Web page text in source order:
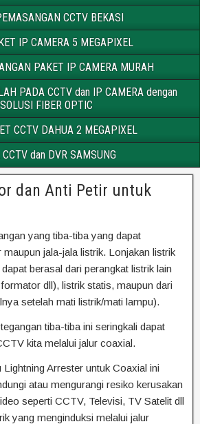
CCTV BEKASI
IP CAMERA 5 MEGAPIXEL
PAKET IP CAMERA MURAH
PADA CCTV dan IP CAMERA dengan
SOLUSI FIBER OPTIC
CCTV DAHUA 2 MEGAPIXEL
dan DVR SAMSUNG
dan Anti Petir untuk
yang tiba-tiba yang dapat
maupun jala-jala listrik. Lonjakan listrik
berasal dari perangkat listrik lain
dll), listrik statis, maupun dari
setelah mati listrik/mati lampu).
tiba-tiba ini seringkali dapat
kita melalui jalur coaxial.
Arrester untuk Coaxial ini
atau mengurangi resiko kerusakan
seperti CCTV, Televisi, TV Satelit dll
yang menginduksi melalui jalur